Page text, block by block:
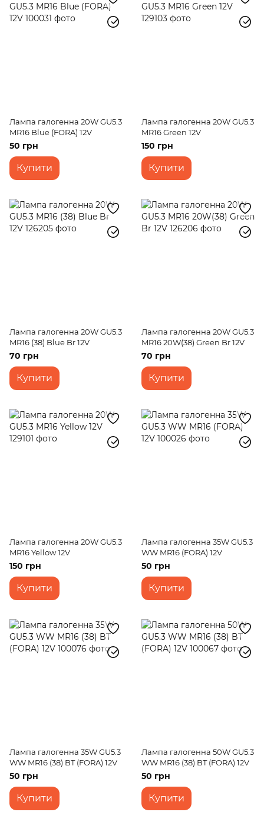
Лампа галогенна 20W GU5.3
MR16 Blue (FORA) 12V
50 грн
Купити
Лампа галогенна 20W GU5.3
MR16 Green 12V
150 грн
Купити
Лампа галогенна 20W GU5.3
MR16 (38) Blue Br 12V
70 грн
Купити
Лампа галогенна 20W GU5.3
MR16 20W(38) Green Br 12V
70 грн
Купити
Лампа галогенна 20W GU5.3
MR16 Yellow 12V
150 грн
Купити
Лампа галогенна 35W GU5.3
WW MR16 (FORA) 12V
50 грн
Купити
Лампа галогенна 35W GU5.3
WW MR16 (38) BT (FORA) 12V
50 грн
Купити
Лампа галогенна 50W GU5.3
WW MR16 (38) BT (FORA) 12V
50 грн
Купити